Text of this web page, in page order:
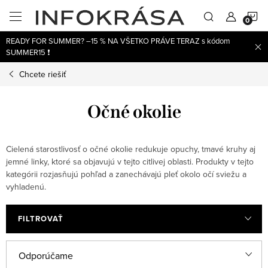
obsah
READY FOR SUMMER? –15 % NA VŠETKO PRÁVE TERAZ s kódom
SUMMER15 ❗
Chcete riešiť
Očné okolie
Cielená starostlivosť o očné okolie redukuje opuchy, tmavé kruhy aj
jemné linky, ktoré sa objavujú v tejto citlivej oblasti. Produkty v tejto
kategórii rozjasňujú pohľad a zanechávajú pleť okolo očí sviežu a
vyhladenú.
FILTROVAŤ
Odporúčame